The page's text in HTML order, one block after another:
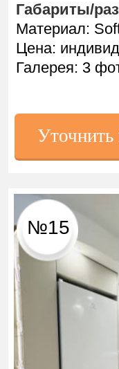
№15
Габариты/
Материал:
Цена:
Галерея: 3
Уточнить